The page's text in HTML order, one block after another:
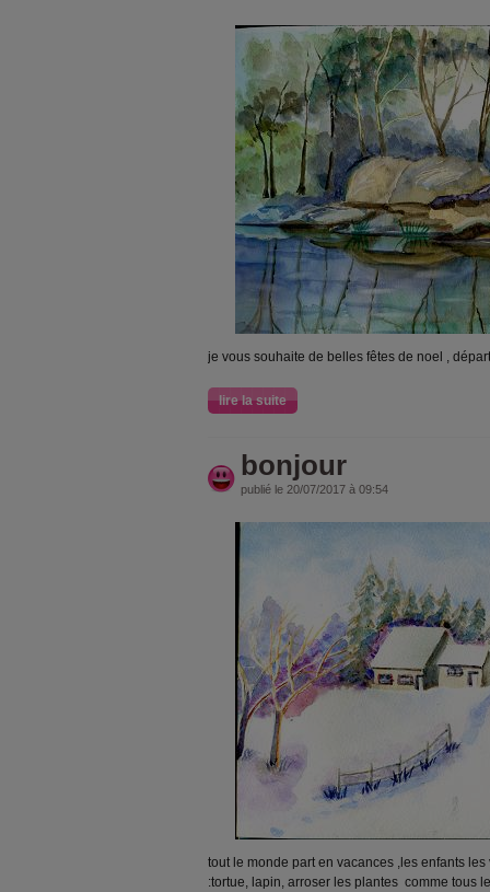
je vous souhaite de belles fêtes de noel ,
lire la suite
bonjour
publié le 20/07/2017 à 09:54
tout le monde part en vacances ,les enfants
:tortue, lapin, arroser les plantes comme tous